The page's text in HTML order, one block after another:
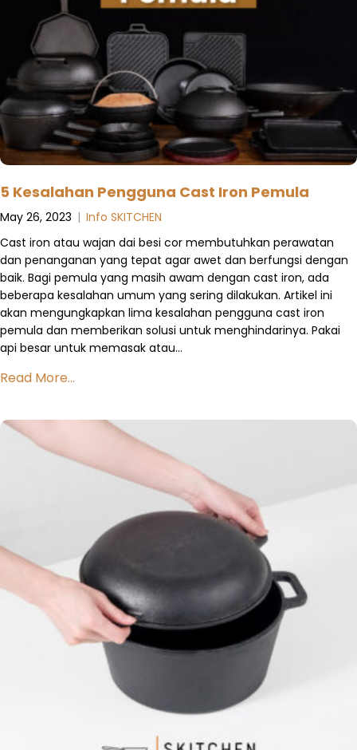
5 Kesalahan Pengguna Cast Iron Pemula
May 26, 2023 | Info SKITCHEN
Cast iron atau wajan dai besi cor membutuhkan perawatan
dan penanganan yang tepat agar awet dan berfungsi dengan
baik. Bagi pemula yang masih awam dengan cast iron, ada
beberapa kesalahan umum yang sering dilakukan. Artikel ini
akan mengungkapkan lima kesalahan pengguna cast iron
pemula dan memberikan solusi untuk menghindarinya. Pakai
api besar untuk memasak atau…
Read More...